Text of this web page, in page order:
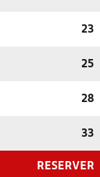
23
25
28
33
RESERVER